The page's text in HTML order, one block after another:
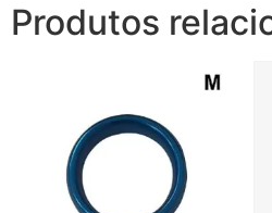
Produtos